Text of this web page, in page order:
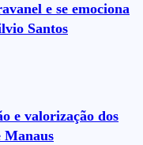
e se emociona
Santos
e valorização dos
Manaus